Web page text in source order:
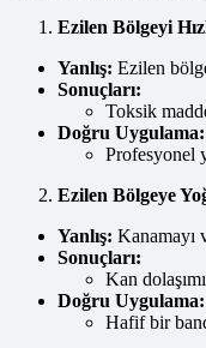
Ezilen Bölgeyi
Yanlış: Ezilen
Sonuçları:
Toksik
Doğru Uygulama:
Profesyonel
Ezilen Bölgeye
Yanlış: Kanamayı
Sonuçları:
Kan
Doğru Uygulama:
Hafif bir